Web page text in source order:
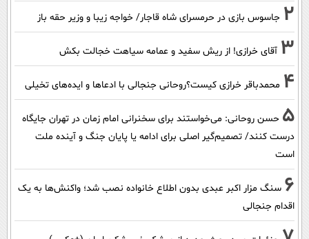
2 جاسوس بازی در حرمسرای شاه قاجار/ خواجه زیبا و وزیر حقه باز
3 آقای خرازی! از ریش سفید و عمامه سیاهت خجالت بکش
4 محمدباقر خرازی کیست؟روحانی جنجالی با ادعاها و ایده‌های تخیلی
5 حسن روحانی: می‌خواستند برای سخنرانی امام زمان در تهران جایگاه
درست کنند/ تصمیم‌گیر اصلی برای ادامه یا پایان جنگ و آینده ملت
است
6 سنگ مزار اکبر عبدی بدون اطلاع خانواده نصب شد؛ واکنش‌ها به یک
اقدام جنجالی